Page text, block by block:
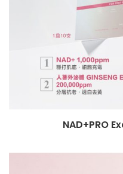
NAD+PRO